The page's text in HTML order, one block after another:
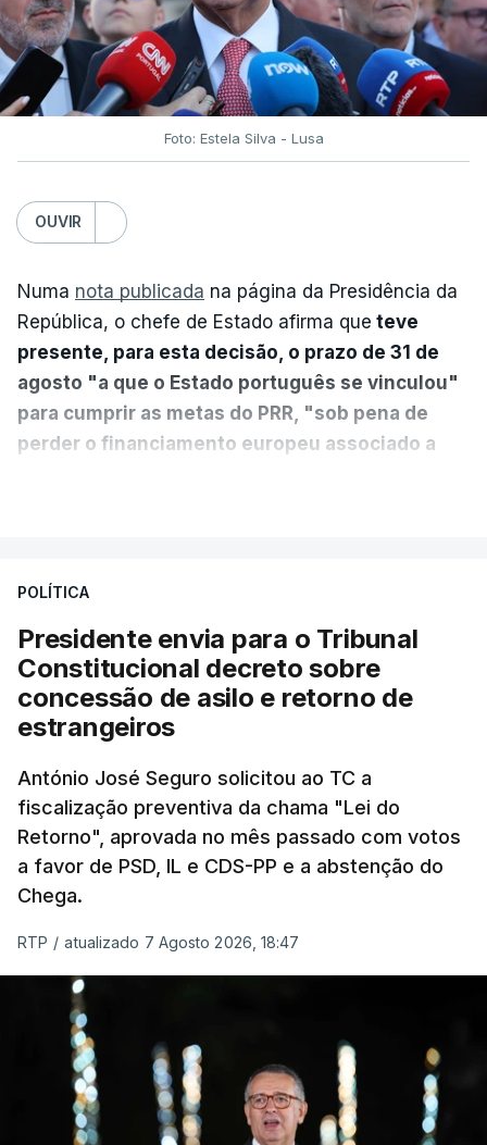
Foto: Estela Silva - Lusa
OUVIR
Numa nota publicada na página da Presidência da
República, o chefe de Estado afirma que teve
presente, para esta decisão, o prazo de 31 de
agosto "a que o Estado português se vinculou"
para cumprir as metas do PRR, "sob pena de
perder o financiamento europeu associado a
sistema mais simples, mais justo e transparente".
"Sempre que seja possível reduzir burocracias,
eliminar sobreposições e garantir que os apoios
chegam a quem mais necessita, estaremos a dar
um passo na direção certa", argumenta o
Presidente da República.
Assegurar que "ninguém é
prejudicado"
O Preisdente deixa, no entanto, deixa alguns
avisos:uma reforma desta dimensão "deve ter
como primeiro critério a proteção das pessoas"
e "nenhum processo de simplificação pode
traduzir-se numa diminuição da proteção
social".
POLÍTICA
Presidente envia para o Tribunal
Constitucional decreto sobre
concessão de asilo e retorno de
estrangeiros
António José Seguro solicitou ao TC a
fiscalização preventiva da chama "Lei do
Retorno", aprovada no mês passado com votos
a favor de PSD, IL e CDS-PP e a abstenção do
Chega.
RTP / atualizado 7 Agosto 2026, 18:47